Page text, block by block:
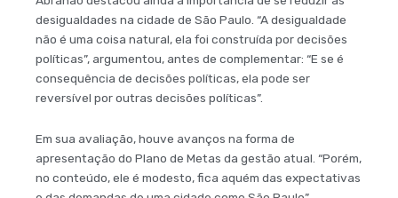
desigualdades na cidade de São Paulo. “A desigualdade
não é uma coisa natural, ela foi construída por decisões
políticas”, argumentou, antes de complementar: “E se é
consequência de decisões políticas, ela pode ser
reversível por outras decisões políticas”.
Em sua avaliação, houve avanços na forma de
apresentação do Plano de Metas da gestão atual. “Porém,
no conteúdo, ele é modesto, fica aquém das expectativas